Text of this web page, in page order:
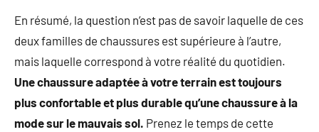
En résumé, la question n’est pas de savoir laquelle de ces
deux familles de chaussures est supérieure à l’autre,
mais laquelle correspond à votre réalité du quotidien.
Une chaussure adaptée à votre terrain est toujours
plus confortable et plus durable qu’une chaussure à la
mode sur le mauvais sol. Prenez le temps de cette